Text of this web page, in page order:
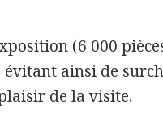
(6 000
ainsi de
de la visite.